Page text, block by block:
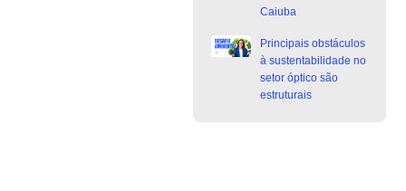
Caiuba
Principais obstáculos
à sustentabilidade no
setor óptico são
estruturais